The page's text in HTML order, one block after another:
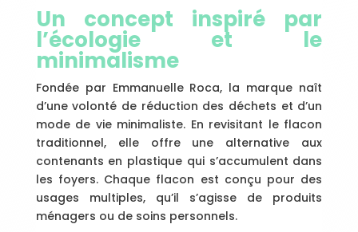
Un concept inspiré par
l’écologie et le
minimalisme
Fondée par Emmanuelle Roca, la marque naît
d’une volonté de réduction des déchets et d’un
mode de vie minimaliste. En revisitant le flacon
traditionnel, elle offre une alternative aux
contenants en plastique qui s’accumulent dans
les foyers. Chaque flacon est conçu pour des
usages multiples, qu’il s’agisse de produits
ménagers ou de soins personnels.